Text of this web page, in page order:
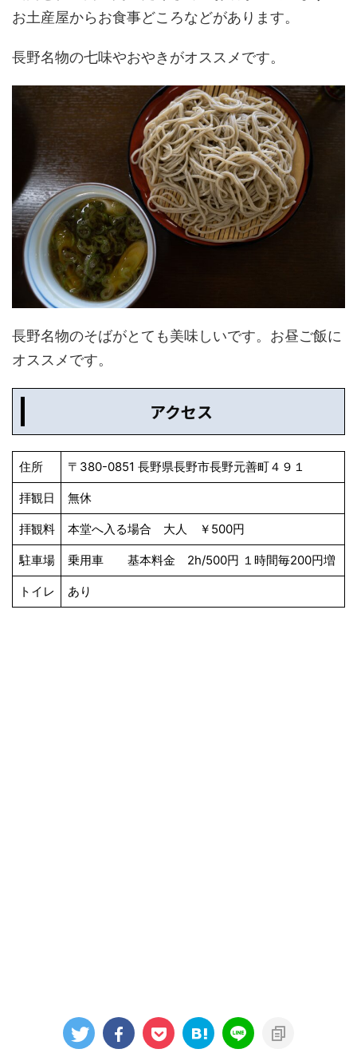
お土産屋からお食事どころなどがあります。
長野名物の七味やおやきがオススメです。
長野名物のそばがとても美味しいです。お昼ご飯に
オススメです。
アクセス
住所 〒380-0851 長野県長野市長野元善町４９１
拝観日 無休
拝観料 本堂へ入る場合 大人 ￥500円
駐車場 乗用車 基本料金 2h/500円 １時間毎200円増
トイレ あり